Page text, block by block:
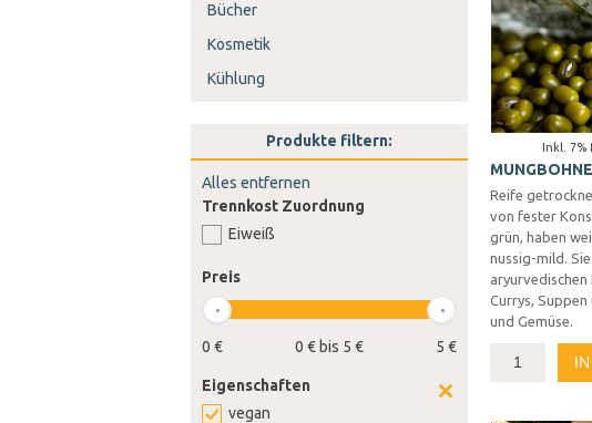
Inkl. 7%
Reife
von fester
grün, haben
nussig-mild.
aryurvedischen
Currys,
und Gemüse.
Bücher
Kosmetik
Kühlung
Produkte filtern:
Alles entfernen
Trennkost Zuordnung
Eiweiß
Preis
0 € 5 €
0 € bis 5 €
Eigenschaften
vegan